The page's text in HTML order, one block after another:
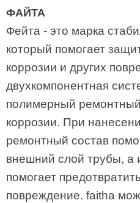
ФАЙТА
Фейта - это марка
который помогает
коррозии и других
двухкомпонентная
полимерный
коррозии. При
ремонтный состав
внешний слой трубы, а
помогает
повреждение. faitha